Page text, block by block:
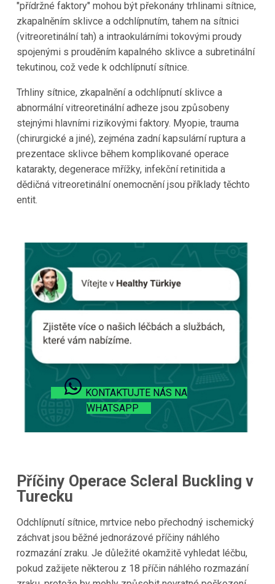
"přídržné faktory" mohou být překonány trhlinami sítnice,
zkapalněním sklivce a odchlípnutím, tahem na sítnici
(vitreoretinální tah) a intraokulárními tokovými proudy
spojenými s prouděním kapalného sklivce a subretinální
tekutinou, což vede k odchlípnutí sítnice.
Trhliny sítnice, zkapalnění a odchlípnutí sklivce a
abnormální vitreoretinální adheze jsou způsobeny
stejnými hlavními rizikovými faktory. Myopie, trauma
(chirurgické a jiné), zejména zadní kapsulární ruptura a
prezentace sklivce během komplikované operace
katarakty, degenerace mřížky, infekční retinitida a
dědičná vitreoretinální onemocnění jsou příklady těchto
entit.
KONTAKTUJTE NÁS NA
WHATSAPP
Příčiny Operace Scleral Buckling v
Turecku
Odchlípnutí sítnice, mrtvice nebo přechodný ischemický
záchvat jsou běžné jednorázové příčiny náhlého
rozmazání zraku. Je důležité okamžitě vyhledat léčbu,
pokud zažijete některou z 18 příčin náhlého rozmazání